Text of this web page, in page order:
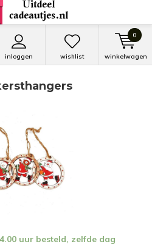
inloggen wishlist winkelwagen
0
uur besteld, zelfde dag